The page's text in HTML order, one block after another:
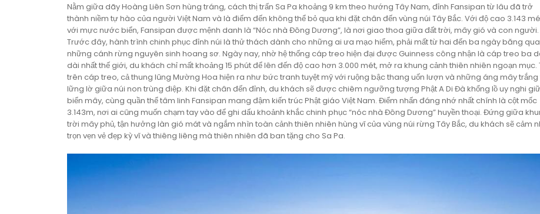
Nằm giữa dãy Hoàng Liên Sơn hùng tráng, cách thị trấn Sa Pa khoảng 9 km theo hướng Tây Nam, đỉnh Fansipan từ lâu đã trở
thành niềm tự hào của người Việt Nam và là điểm đến không thể bỏ qua khi đặt chân đến vùng núi Tây Bắc. Với độ cao 3.143
với mực nước biển, Fansipan được mệnh danh là “Nóc nhà Đông Dương”, là nơi giao thoa giữa đất trời, mây gió và con người.
Trước đây, hành trình chinh phục đỉnh núi là thử thách dành cho những ai ưa mạo hiểm, phải mất từ hai đến ba ngày băng qua
những cánh rừng nguyên sinh hoang sơ. Ngày nay, nhờ hệ thống cáp treo hiện đại được Guinness công nhận là cáp treo ba
dài nhất thế giới, du khách chỉ mất khoảng 15 phút để lên đến độ cao hơn 3.000 mét, mở ra khung cảnh thiên nhiên ngoạn mục.
trên cáp treo, cả thung lũng Mường Hoa hiện ra như bức tranh tuyệt mỹ với ruộng bậc thang uốn lượn và những áng mây trắng
lững lờ giữa núi non trùng điệp. Khi đặt chân đến đỉnh, du khách sẽ được chiêm ngưỡng tượng Phật A Di Đà khổng lồ uy nghi
biển mây, cùng quần thể tâm linh Fansipan mang đậm kiến trúc Phật giáo Việt Nam. Điểm nhấn đáng nhớ nhất chính là cột mốc
3.143m, nơi ai cũng muốn chạm tay vào để ghi dấu khoảnh khắc chinh phục “nóc nhà Đông Dương” huyền thoại. Đứng giữa
trời mây phủ, tận hưởng làn gió mát và ngắm nhìn toàn cảnh thiên nhiên hùng vĩ của vùng núi rừng Tây Bắc, du khách sẽ cảm
trọn vẹn vẻ đẹp kỳ vĩ và thiêng liêng mà thiên nhiên đã ban tặng cho Sa Pa.